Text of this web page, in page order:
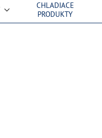
CHLADIACE
PRODUKTY